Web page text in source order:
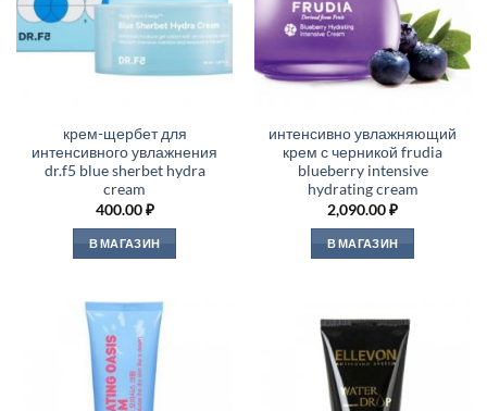
крем-щербет для
интенсивного увлажнения
dr.f5 blue sherbet hydra
cream
400.00₽
В МАГАЗИН
интенсивно увлажняющий
крем с черникой frudia
blueberry intensive
hydrating cream
2,090.00₽
В МАГАЗИН